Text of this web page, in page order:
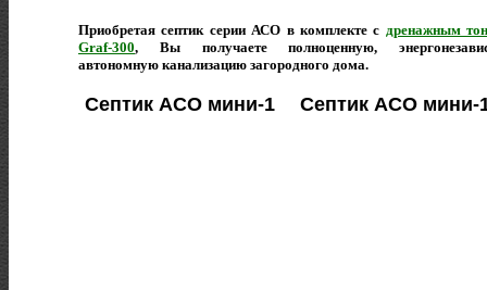
Приобретая септик серии АСО в комплекте с дренажным
Graf-300, Вы получаете полноценную,
автономную канализацию загородного дома.
Септик АСО мини-1 Септик АСО мини-